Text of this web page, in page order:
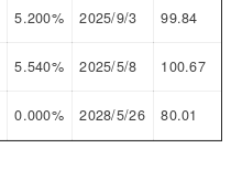
5.200% 2025/9/3 99.84
5.540% 2025/5/8 100.67
0.000% 2028/5/26 80.01